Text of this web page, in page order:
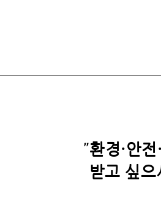
"환경·안
받고 싶